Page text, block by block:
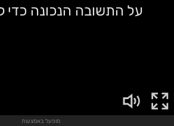
מופעל באמצעות